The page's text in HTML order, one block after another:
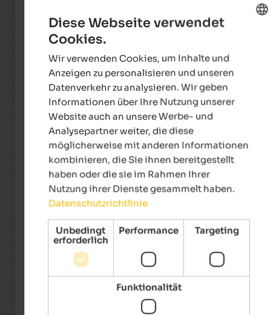
Erwartungen an eine Anlage entsprach, die ich immer für
wunderbar gehalten habe.
Die Duschen, sowohl im privaten Badezimmer als auch im
kalt oder heiß. Während unseres gesamten Aufenthalts
Automaten in unmittelbarer Nähe unseres Stellplatzes in
Dass man Sauna und Pool für bestimmte Zeiten reservieren
musste – ich kam sieben Minuten zu früh an und wurde
warten – trübte die unbeschwerte Urlaubsstimmung
- November 2025
gereist als Familie mit kleinen Kindern
Bewertung aus Google
AUSGEZEICHNET
5 von 5 Sternen
Wir haben meinen Geburtstag auf dem Campingplatz
und es waren drei wirklich zauberhafte Tage. Wir waren mit
unserem Wohnmobil unterwegs und fanden einen riesigen,
GERMAN
Diese Webseite verwendet
Cookies.
Wir verwenden Cookies, um Inhalte und
Anzeigen zu personalisieren und unseren
Datenverkehr zu analysieren. Wir geben
Informationen über Ihre Nutzung unserer
Website auch an unsere Werbe- und
Analysepartner weiter, die diese
möglicherweise mit anderen Informationen
kombinieren, die Sie ihnen bereitgestellt
haben oder die sie im Rahmen Ihrer
Nutzung ihrer Dienste gesammelt haben.
Datenschutzrichtlinie
Unbedingt
erforderlich
Performance Targeting
Funktionalität